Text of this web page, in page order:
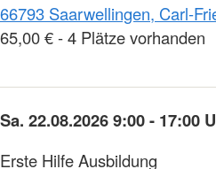
66793 Saarwellingen, Carl-
65,00 € - 4 Plätze vorhanden
Sa. 22.08.2026 9:00 - 17:00
Erste Hilfe Ausbildung